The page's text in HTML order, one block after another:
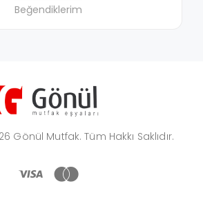
Beğendiklerim
Gönül Mutfak. Tüm Hakkı Saklıdır.